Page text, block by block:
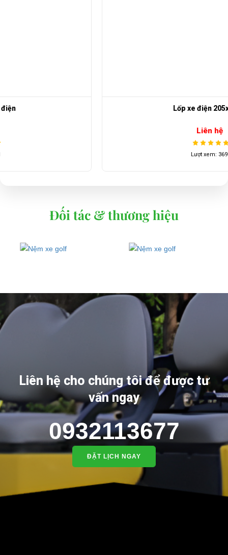
Đối tác & thương hiệu
Liên hệ cho chúng tôi để được tư
vấn ngay
0932113677
ĐẶT LỊCH NGAY